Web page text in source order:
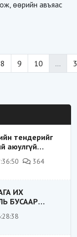
өөрийн авъяас
8 9 10 ...
тендерийг
аюулгүй
364
ИХ
БУСААР